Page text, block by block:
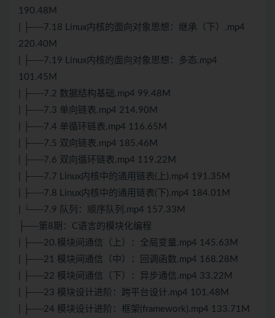
190.48M
| ├──7.18 Linux内核的面向对象思想：继承（下）.mp4
220.40M
| ├──7.19 Linux内核的面向对象思想：多态.mp4
101.45M
| ├──7.2 数据结构基础.mp4 99.48M
| ├──7.3 单向链表.mp4 214.90M
| ├──7.4 单循环链表.mp4 116.65M
| ├──7.5 双向链表.mp4 185.46M
| ├──7.6 双向循环链表.mp4 119.22M
| ├──7.7 Linux内核中的通用链表(上).mp4 191.35M
| ├──7.8 Linux内核中的通用链表(下).mp4 184.01M
| └──7.9 队列：顺序队列.mp4 157.33M
├──第8期：C语言的模块化编程
| ├──20.模块间通信（上）：全局变量.mp4 145.63M
| ├──21 模块间通信（中）：回调函数.mp4 168.28M
| ├──22 模块间通信（下）：异步通信.mp4 33.22M
| ├──23 模块设计进阶：跨平台设计.mp4 101.48M
| ├──24 模块设计进阶：框架(framework).mp4 133.71M